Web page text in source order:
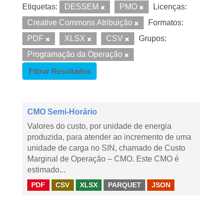
Etiquetas: DESSEM PMO
Licenças:
Creative Commons Atribuição
Formatos:
PDF
XLSX CSV
Grupos:
Programação da Operação
Filtrar Resultados
CMO Semi-Horário
Valores do custo, por unidade de energia
produzida, para atender ao incremento de uma
unidade de carga no SIN, chamado de Custo
Marginal de Operação – CMO. Este CMO é
estimado...
PDF CSV XLSX PARQUET JSON